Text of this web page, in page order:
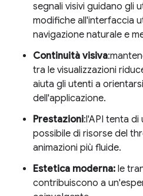
segnali visivi guidano gli
modifiche all'interfaccia
navigazione naturale e
Continuità visiva
tra le visualizzazioni
aiuta gli utenti a
dell'applicazione.
Prestazioni:l'API tenta di
possibile di risorse del
animazioni più fluide.
Estetica moderna: le
contribuiscono a